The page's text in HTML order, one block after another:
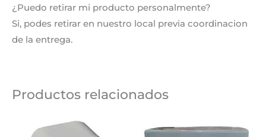
¿Puedo retirar mi producto personalmente?
Si, podes retirar en nuestro local previa coordinacion
de la entrega.
Productos relacionados